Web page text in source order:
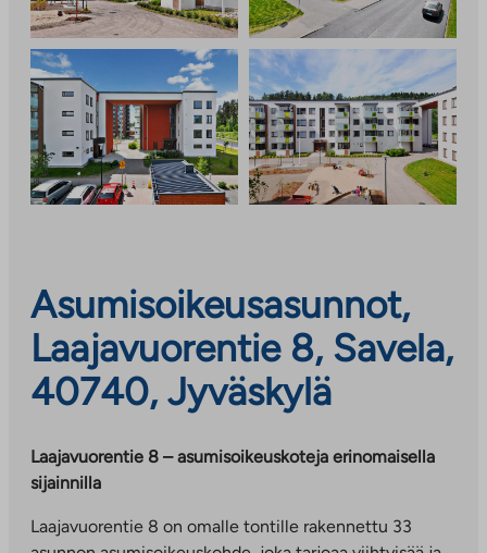
Asumisoikeusasunnot,
Laajavuorentie 8, Savela,
40740, Jyväskylä
Laajavuorentie 8 – asumisoikeuskoteja erinomaisella
sijainnilla
Laajavuorentie 8 on omalle tontille rakennettu 33